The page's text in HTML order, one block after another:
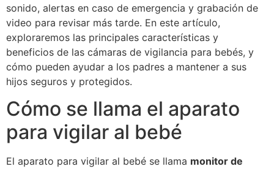
sonido, alertas en caso de emergencia y grabación de
video para revisar más tarde. En este artículo,
exploraremos las principales características y
beneficios de las cámaras de vigilancia para bebés, y
cómo pueden ayudar a los padres a mantener a sus
hijos seguros y protegidos.
Cómo se llama el aparato
para vigilar al bebé
El aparato para vigilar al bebé se llama monitor de